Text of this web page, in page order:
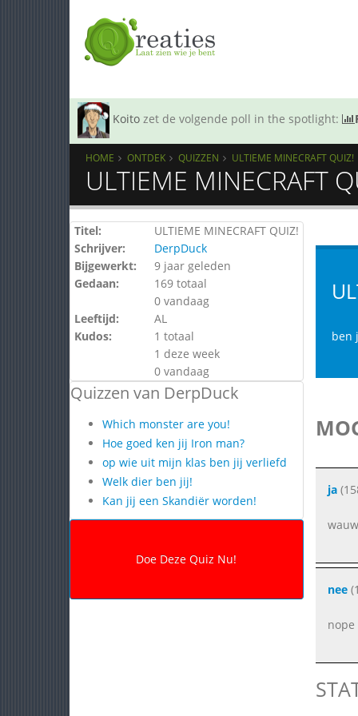
Koito zet de volgende poll in the spotlight:
HOME ONTDEK QUIZZEN ULTIEME MINECRAFT QUIZ!
ULTIEME MINECRAFT
Titel:
ULTIEME MINECRAFT QUIZ!
Schrijver:
DerpDuck
Bijgewerkt:
9 jaar geleden
Gedaan:
169 totaal
0 vandaag
Leeftijd:
AL
Kudos:
1 totaal
1 deze week
0 vandaag
Quizzen van DerpDuck
Which monster are you!
Hoe goed ken jij Iron man?
op wie uit mijn klas ben jij verliefd
Welk dier ben jij!
Kan jij een Skandiër worden!
ben
ja
wauw
nee
nope